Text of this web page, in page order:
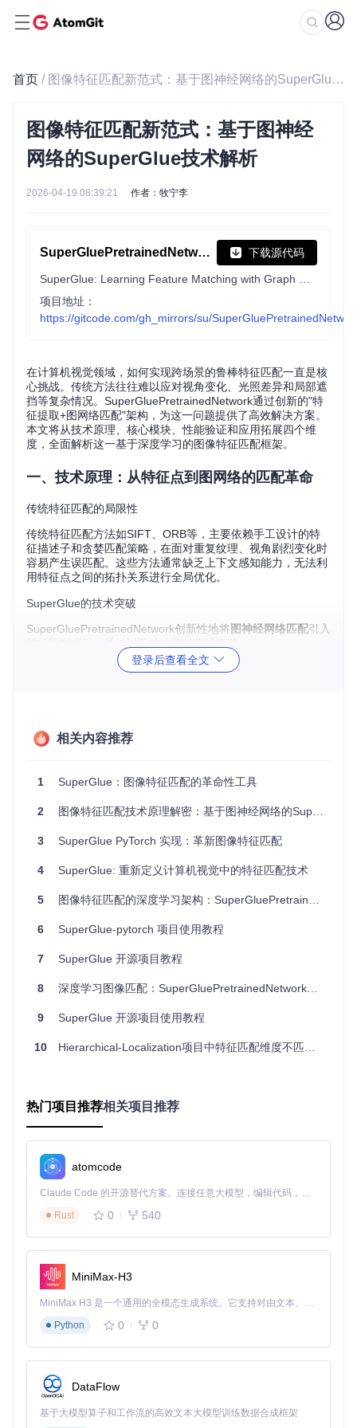
首页 / 图像特征匹配新范式：基于图神经网络的SuperGlue技术解析
图像特征匹配新范式：基于图神经
网络的SuperGlue技术解析
2026-04-19 08:39:21 作者：牧宁李
SuperGluePretrainedNetwork 下载源代码
项目地址：
https://gitcode.com/gh_mirrors/su/
在计算机视觉领域，如何实现跨场景的鲁棒特征匹配一直是核
心挑战。传统方法往往难以应对视角变化、光照差异和局部遮
挡等复杂情况。SuperGluePretrainedNetwork通过创新的"特
征提取+图网络匹配"架构，为这一问题提供了高效解决方案。
本文将从技术原理、核心模块、性能验证和应用拓展四个维
度，全面解析这一基于深度学习的图像特征匹配框架。
一、技术原理：从特征点到图网络的匹配革命
传统特征匹配的局限性
传统特征匹配方法如SIFT、ORB等，主要依赖手工设计的特
征描述子和贪婪匹配策略，在面对重复纹理、视角剧烈变化时
容易产生误匹配。这些方法通常缺乏上下文感知能力，无法利
用特征点之间的拓扑关系进行全局优化。
SuperGlue的技术突破
SuperGluePretrainedNetwork创新性地将图神经网络匹配引入
：采用可微分兴趣点检测器生成稳定的关键点
这种端到端的学习框架，使系统能够自动学习复杂场景下的匹
同架构
ainedNetwork通过两个核心模块的紧密协作，构建了完整的特
征匹配流水线。
SuperPoint：鲁棒特征提取器
SuperPoint作为前端特征提取模块，在models/superpoint.py
点
几何不变性
：根据响应值筛选出最具代表性的特征点
SuperGlue：图神经网络匹配器
双向图神经网络
注意力机制：动态调整特征点之间的匹配权重
图1：SuperGlue在室内场景中实现的特征匹配可视化，彩色
线条表示匹配的关键点对，展示了算法对办公环境中家具和纹
理的有效匹配能力
完整工作流程
models/matching.py 中定义的匹配流程如下：
图像预处理与尺度调整
SuperPoint提取关键点和描述符
SuperGlue构建特征点图网络并进行消息传递
计算匹配分数矩阵并生成最优匹配对
输出匹配结果及置信度评分
登录后查看全文
相关内容推荐
1 SuperGlue：图像特征匹配的革命性工具
2 图像特征匹配技术原理解密：基于图神经网络的SuperGlue架构解析
3 SuperGlue PyTorch 实现：革新图像特征匹配
4 SuperGlue: 重新定义计算机视觉中的特征匹配技术
5 图像特征匹配的深度学习架构：SuperGluePretrainedNetwork技术解析
6 SuperGlue-pytorch 项目使用教程
7 SuperGlue 开源项目教程
8 深度学习图像匹配：SuperGluePretrainedNetwork从算法原理到工业落地
9 SuperGlue 开源项目使用教程
10 Hierarchical-Localization项目中特征匹配维度不匹配问题解析
热门项目推荐相关项目推荐
atomcode
Claude Code 的开源替代方案。连接任意大模型，编辑代码，运行命令，自动验证 — 全自动执行。用 Rust 构建，极致性能。 ｜ An open-source alternative to Claude Code. Connect any LLM, edit code, run commands, and verify changes — autonomously. Built in Rust for speed. Get Started
Rust
0 540
MiniMax-H3
MiniMax H3 是一个通用的全模态生成系统。它支持对由文本、图像、视频和音频组成的多模态上下文进行统一理解，并能生成分辨率高达 2K、时长可达 15 秒的带原生立体声音频的视频。得益于面向任务泛化的系统设计，H3 在预训练阶段就已具备广泛的多模态上下文理解与生成能力，能够出色地执行复杂的多模态指令。
Python
0 0
DataFlow
基于大模型算子和工作流的高效文本大模型训练数据合成框架